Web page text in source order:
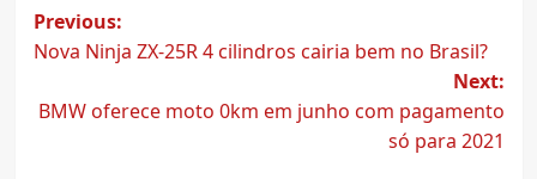
Post
navigation
Previous:
Nova Ninja ZX-25R 4 cilindros cairia bem no Brasil?
Next:
BMW oferece moto 0km em junho com pagamento
só para 2021